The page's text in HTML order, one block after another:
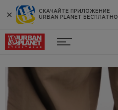
СКАЧАЙТЕ ПРИЛОЖЕНИЕ
URBAN PLANET БЕСПЛАТНО